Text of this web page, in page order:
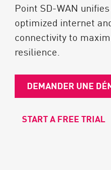
Point SD-WAN
optimized internet
connectivity to
resilience.
DEMANDER UNE
START A FREE TRIAL